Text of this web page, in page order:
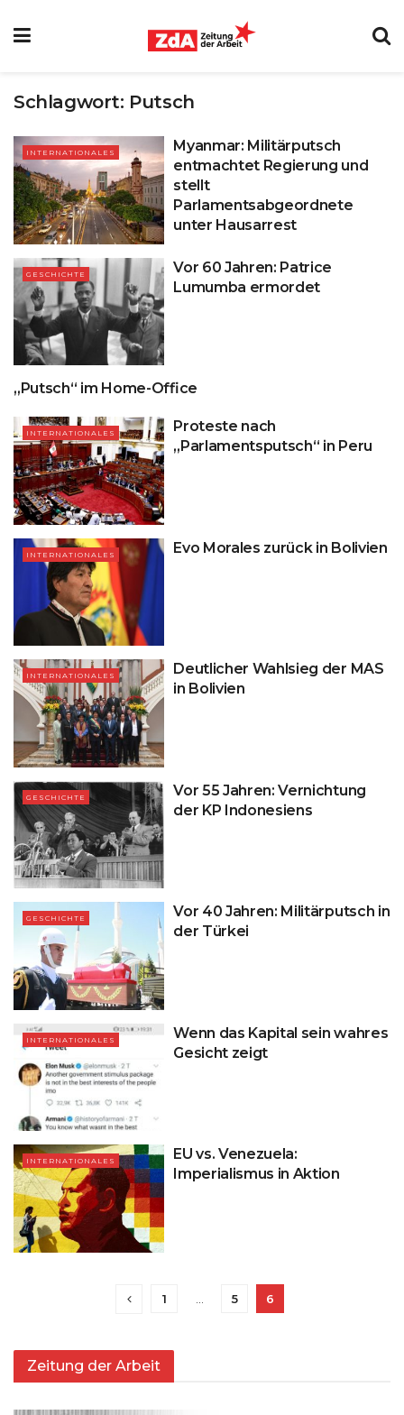
Schlagwort: Putsch
INTERNATIONALES
Myanmar: Militärputsch
entmachtet Regierung und
stellt
Parlamentsabgeordnete
unter Hausarrest
GESCHICHTE
Vor 60 Jahren: Patrice
Lumumba ermordet
INTERNATIONALES
„Putsch“ im Home-Office
INTERNATIONALES
Proteste nach
„Parlamentsputsch“ in Peru
INTERNATIONALES Evo Morales zurück in Bolivien
INTERNATIONALES
Deutlicher Wahlsieg der MAS
in Bolivien
GESCHICHTE
Vor 55 Jahren: Vernichtung
der KP Indonesiens
GESCHICHTE
Vor 40 Jahren: Militärputsch in
der Türkei
INTERNATIONALES
Wenn das Kapital sein wahres
Gesicht zeigt
INTERNATIONALES
EU vs. Venezuela:
Imperialismus in Aktion
1 5 6
Zeitung der Arbeit